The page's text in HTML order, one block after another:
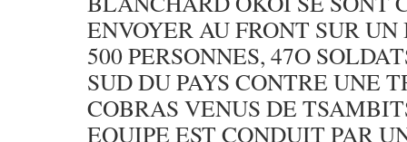
ENVOYER AU FRONT SUR
500 PERSONNES, 47O
SUD DU PAYS CONTRE UNE
COBRAS VENUS DE
EQUIPE EST CONDUIT PAR